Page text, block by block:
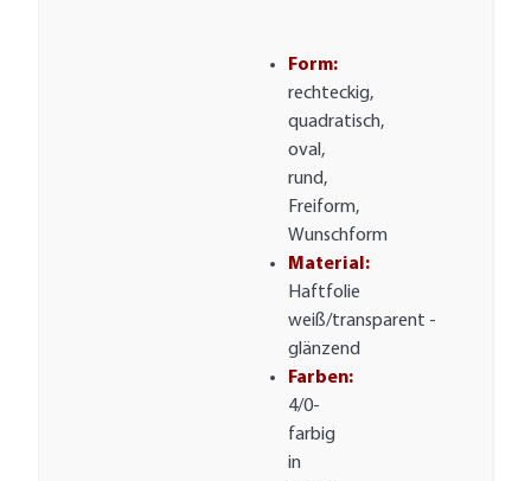
Form:
rechteckig,
quadratisch,
oval,
rund,
Freiform,
Wunschform
Material:
Haftfolie
weiß/transparent -
glänzend
Farben:
4/0-
farbig
in